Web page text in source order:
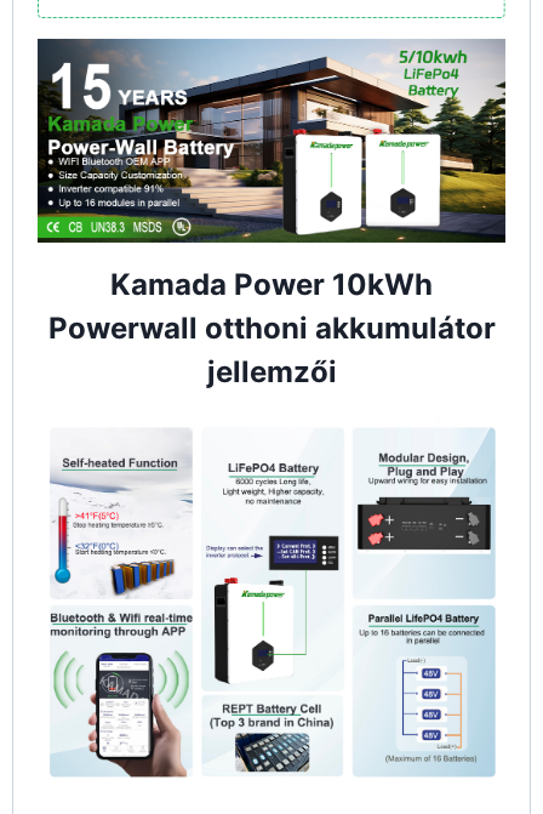
Kamada Power 10kWh
Powerwall otthoni akkumulátor
jellemzői